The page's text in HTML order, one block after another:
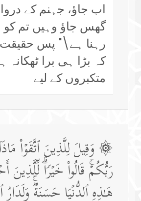
اب جاؤ، جہنم کے
گھس جاؤ وہیں تم کو
رہنا ہے\" پس
کہ بڑا ہی برا ٹھکانہ
متکبروں کے لیے
۞ وَقِیلَ لِلَّذِینَ ٱتَّقَوۡا۟
رَبُّكُمۡۚ قَالُوا۟ خَیۡرࣰاۗ لِّلَّذِینَ
هَـٰذِهِ ٱلدُّنۡیَا حَسَنَةࣱۚ وَلَدَارُ